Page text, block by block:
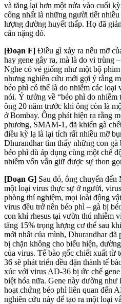
và tăng lại hơn một nửa vào cuối
công nhất là những người tiết
lượng đường huyết thấp. Họ đã
cân nặng đó.
[Đoạn F] Điều gì xảy ra nếu mỡ
hay gene gây ra, mà là do vi trùng
Nghe có vẻ giống như một bộ
nhưng nghiên cứu mới gợi ý rằng
béo phì có thể là do nhiễm các
nói. Ý tưởng về “béo phì do nhiễm
ông 20 năm trước khi ông còn là
ở Bombay. Ông phát hiện ra rằng
phương, SMAM-1, đã khiến gà
điều kỳ lạ là lại tích rất nhiều mỡ
Dhurandhar tìm thấy những con
béo phì dù áp dụng cùng một chế
nhiễm vốn vẫn giữ được sự thon
[Đoạn G] Sau đó, ông chuyển
một loại virus thực sự ở người,
phòng thí nghiệm, mọi loài động
virus đều trở nên béo phì – gà bị
con khỉ rhesus tại vườn thú nhiễm
tăng 15% trọng lượng cơ thể sau
mới nhất của mình, Dhurandhar đã
bị chặn không cho biểu hiện,
của virus. Tế bào gốc chiết xuất
36 sẽ phát triển đều đặn thành tế
xúc với virus AD-36 bị ức chế
biệt hóa nữa. Gene này dường như
hoạt chứng béo phì liên quan đến
nghiên cứu này để tạo ra một loại